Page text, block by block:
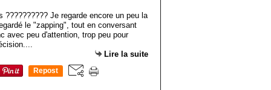
Je regarde encore un peu la
le "zapping", tout en conversant
avec peu d'attention, trop peu pour
Lire la suite
Repost